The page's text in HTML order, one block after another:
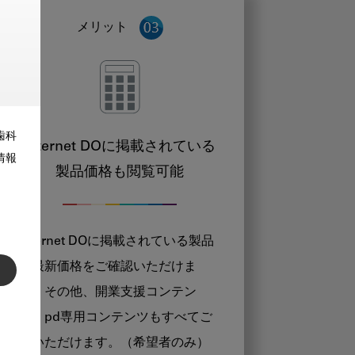
科
報
メリット
Internet DOに掲載されている
製品価格も閲覧可能
Internet DOに掲載されている製品
の最新価格をご確認いただけま
す。その他、開業支援コンテン
ツ、pd専用コンテンツもすべてご
覧いただけます。（希望者のみ）